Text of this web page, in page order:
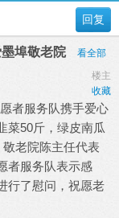
回复
埠敬老院 看全部
楼主
收藏
者服务队携手爱心
菜50斤，绿皮南瓜
老院陈主任代表
者服务队表示感
行了慰问，祝愿老